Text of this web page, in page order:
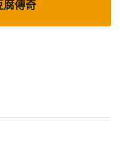
腐傳奇